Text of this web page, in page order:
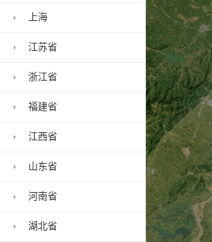
上海
江苏省
浙江省
福建省
江西省
山东省
河南省
湖北省